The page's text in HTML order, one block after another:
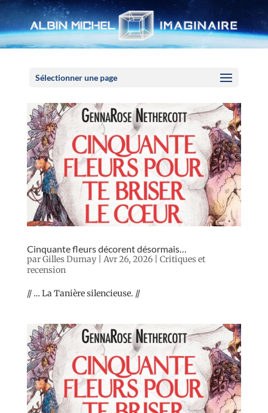
Sélectionner une page
Cinquante fleurs décorent désormais…
parGilles Dumay| Avr 26, 2026| Critiques et
recension
// … La Tanière silencieuse. //
Panneau de gestion des cookies